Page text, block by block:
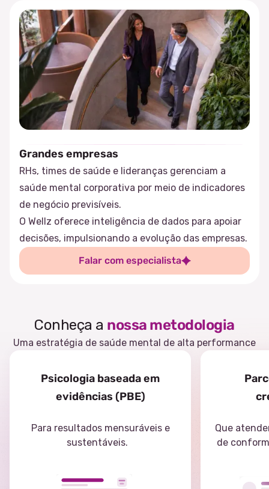
Grandes empresas
RHs, times de saúde e lideranças gerenciam a
saúde mental corporativa por meio de indicadores
de negócio previsíveis.
O Wellz oferece inteligência de dados para apoiar
decisões, impulsionando a evolução das empresas.
Falar com especialista
Conheça a nossa metodologia
Uma estratégia de saúde mental de alta performance
Psicologia baseada em
evidências (PBE)
Para resultados mensuráveis e
sustentáveis.
Que
de